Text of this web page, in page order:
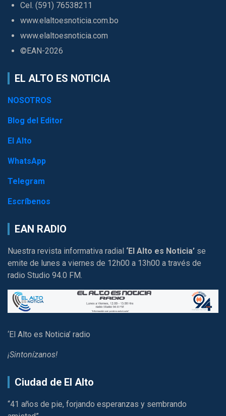
Cel. (591) 76538211
www.elaltoesnoticia.com.bo
www.elaltoesnoticia.com
©EAN-2026
EL ALTO ES NOTICIA
NOSOTROS
Blog del Editor
El Alto
WhatsApp
Telegram
Escríbenos
EAN RADIO
Nuestra revista informativa radial ‘El Alto es Noticia’ se
emite de lunes a viernes de 12h00 a 13h00 a través de
radio Studio 94.0 FM.
‘El Alto es Noticia’ radio
¡Sintonízanos!
Ciudad de El Alto
“41 años de pie, forjando esperanzas y sembrando